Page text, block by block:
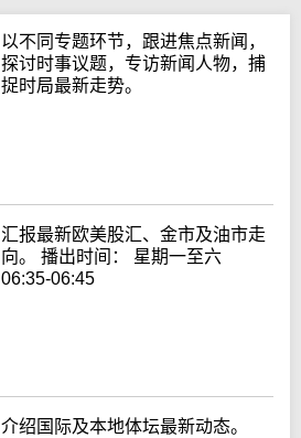
以不同专题环节，跟进焦点新闻，
探讨时事议题，专访新闻人物，捕
捉时局最新走势。
汇报最新欧美股汇、金市及油市走
向。 播出时间： 星期一至六
06:35-06:45
介绍国际及本地体坛最新动态。